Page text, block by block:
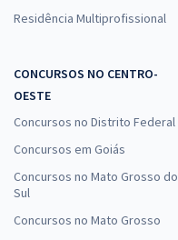
Residência Multiprofissional
CONCURSOS NO CENTRO-
OESTE
Concursos no Distrito Federal
Concursos em Goiás
Concursos no Mato Grosso do
Sul
Concursos no Mato Grosso